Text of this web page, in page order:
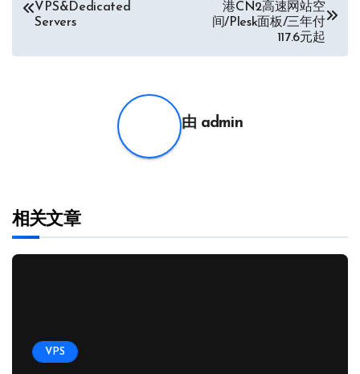
章 VPS&Dedicated
Servers
港CN2高速网站空
间/Plesk面板/三年付
117.6元起
由 admin
相关文章
VPS